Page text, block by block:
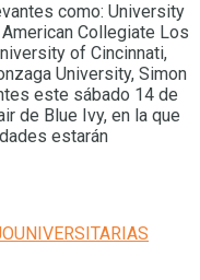
como: University
Collegiate Los
of Cincinnati,
University, Simon
este sábado 14 de
de Blue Ivy, en la que
estarán
UNIVERSITARIAS